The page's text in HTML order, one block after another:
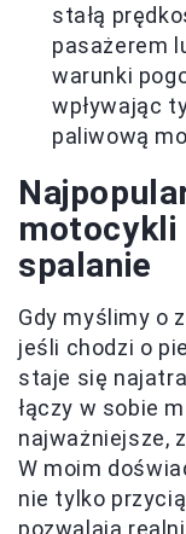
stałą
pasażerem
warunki
wpływając
paliwową
motocykli
spalanie
Gdy myślimy o
jeśli chodzi o
staje się
łączy w sobie
najważniejsze,
W moim
nie tylko
pozwalają